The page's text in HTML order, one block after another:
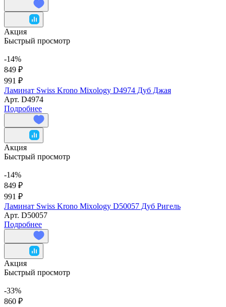
Акция
Быстрый просмотр
-14%
849 ₽
991 ₽
Ламинат Swiss Krono Mixology D4974 Дуб Джая
Арт. D4974
Подробнее
Акция
Быстрый просмотр
-14%
849 ₽
991 ₽
Ламинат Swiss Krono Mixology D50057 Дуб Ригель
Арт. D50057
Подробнее
Акция
Быстрый просмотр
-33%
860 ₽